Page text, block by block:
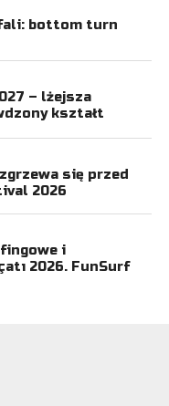
bottom turn
– lżejsza
kształt
się przed
2026
i
2026. FunSurf